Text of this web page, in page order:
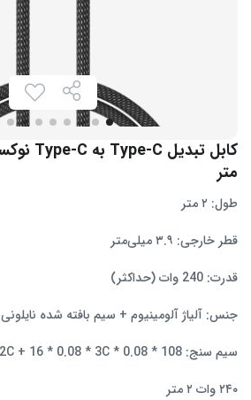
متر
طول: ۲ متر
قطر خارجی: ۳.۹ میلی‌متر
قدرت: 240 وات (حداکثر)
جنس: آلیاژ آلومینیوم + سیم بافته شده نایلونی ۴۸
سیم سنج: 108 * 0.08 * 2C + 16 * 0.08 * 3C
۲۴۰ وات ۲ متر